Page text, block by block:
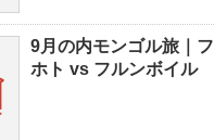
9月の内モンゴル旅｜
ホト vs フルンボイル